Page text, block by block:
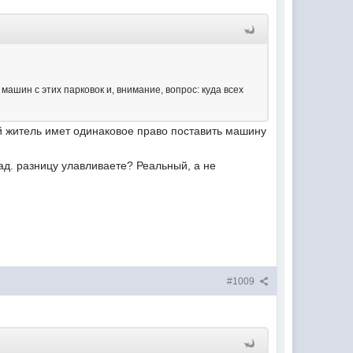
с этих парковок и, внимание, вопрос: куда всех
имет одинаковое право поставить машину
разницу улавливаете? Реальный, а не
#1009